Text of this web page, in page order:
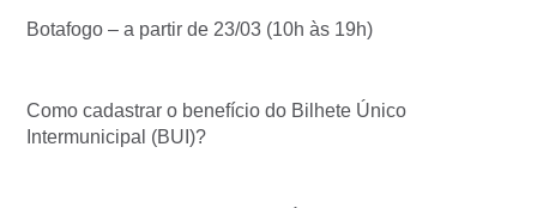
Botafogo – a partir de 23/03 (10h às 19h)
Como cadastrar o benefício do Bilhete Único
Intermunicipal (BUI)?